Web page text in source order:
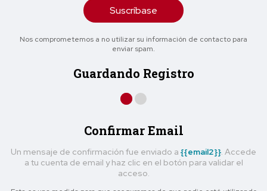
Suscríbase
Nos comprometemos a no utilizar su información de contacto para
enviar spam.
Guardando Registro
Confirmar Email
Un mensaje de confirmación fue enviado a {{email2}}. Accede
a tu cuenta de email y haz clic en el botón para validar el
acceso.